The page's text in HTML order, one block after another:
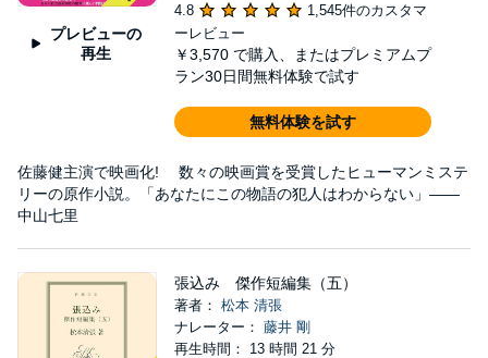
プレビューの
再生
4.8
1,545件のカスタマ
ーレビュー
￥3,570 で購入、またはプレミアムプ
ラン30日間無料体験で試す
無料体験を試す
佐藤健主演で映画化! 数々の映画賞を受賞したヒューマンミステ
リーの原作小説。「あなたにこの物語の犯人はわからない」――
中山七里
張込み 傑作短編集（五）
著者： 松本 清張
ナレーター： 藤井 剛
再生時間： 13 時間 21 分